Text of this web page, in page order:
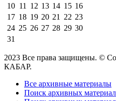
10 11 12 13 14 15 16
17 18 19 20 21 22 23
24 25 26 27 28 29 30
31
2023 Все права защищены. ©
КАБАР.
Все архивные материалы
Поиск архивных